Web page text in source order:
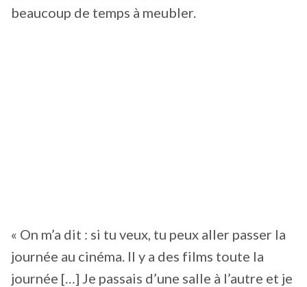
beaucoup de temps à meubler.
« On m’a dit : si tu veux, tu peux aller passer la
journée au cinéma. Il y a des films toute la
journée […] Je passais d’une salle à l’autre et je